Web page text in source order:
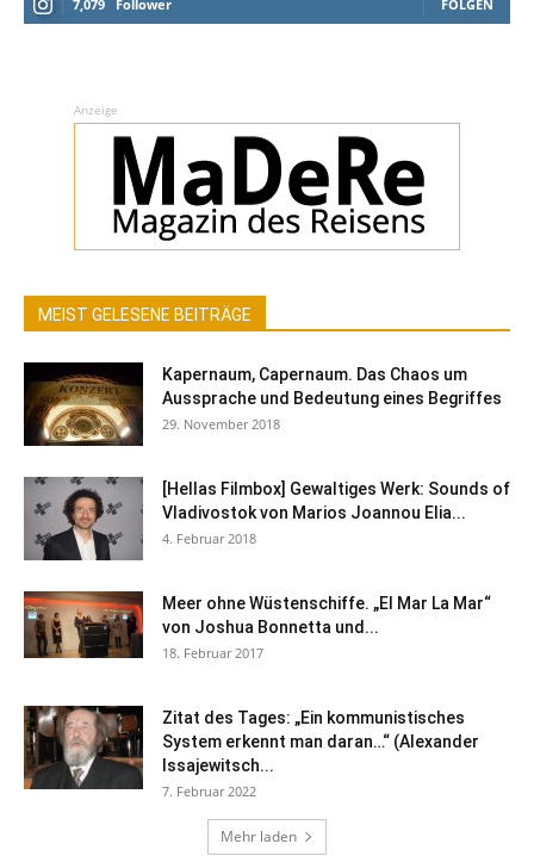
7,079 Follower FOLGEN
Anzeige
MEIST GELESENE BEITRÄGE
Kapernaum, Capernaum. Das Chaos um
Aussprache und Bedeutung eines Begriffes
29. November 2018
[Hellas Filmbox] Gewaltiges Werk: Sounds of
Vladivostok von Marios Joannou Elia...
4. Februar 2018
Meer ohne Wüstenschiffe. „El Mar La Mar“
von Joshua Bonnetta und...
18. Februar 2017
Zitat des Tages: „Ein kommunistisches
System erkennt man daran…“ (Alexander
Issajewitsch...
7. Februar 2022
Mehr laden